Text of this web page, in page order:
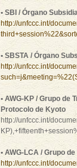
• SBI / Órgano
http://unfccc.int/
• SBSTA / Órgano
http://unfccc.int/
• AWG-KP / Grupo
Protocolo de Kyoto
http://unfccc.int/
• AWG-LCA / Grupo
http://unfccc.int/